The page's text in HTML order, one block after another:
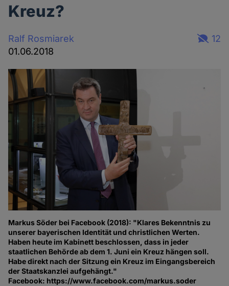
Kreuz?
Ralf Rosmiarek
01.06.2018
12
Markus Söder bei Facebook (2018): "Klares Bekenntnis zu
unserer bayerischen Identität und christlichen Werten.
Haben heute im Kabinett beschlossen, dass in jeder
staatlichen Behörde ab dem 1. Juni ein Kreuz hängen soll.
Habe direkt nach der Sitzung ein Kreuz im Eingangsbereich
der Staatskanzlei aufgehängt."
Facebook: https://www.facebook.com/markus.soder